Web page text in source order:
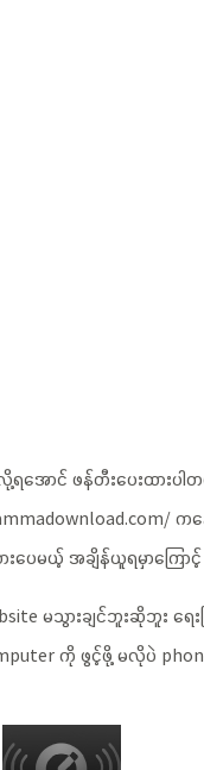
ောင် ဖန်တီးပေးထားပ
က
အချိန်ယူရမှာကြောင့် မ
မသွားချင်ဘူးဆိုဘူး ရေး
ကို ဖွင့်ဖို့ မလိုပဲ